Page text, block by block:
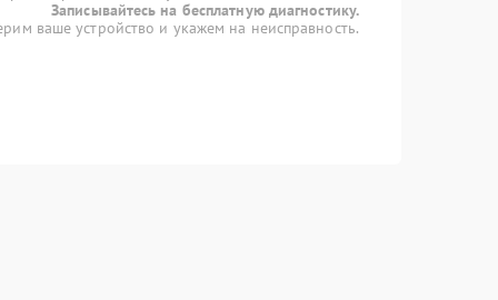
Записывайтесь на бесплатную диагностику.
ваше устройство и укажем на неисправность.